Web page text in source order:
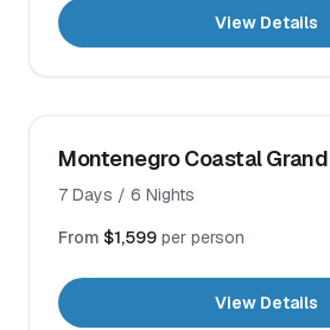
View Details
Montenegro Coastal
7 Days / 6 Nights
From $1,599 per person
View Details